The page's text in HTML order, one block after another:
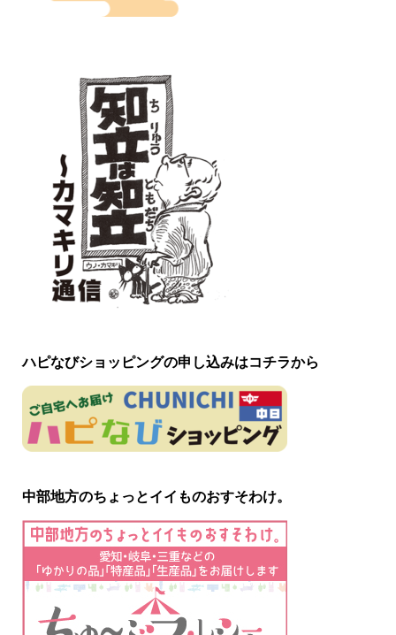
ハピなびショッピングの申し込みはコチラから
中部地方のちょっとイイものおすそわけ。